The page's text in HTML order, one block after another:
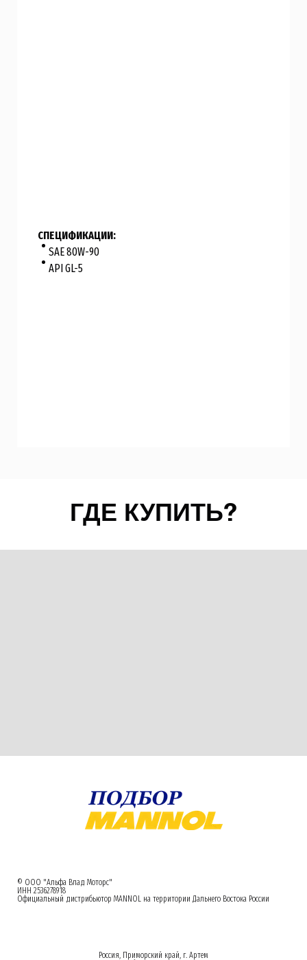
СПЕЦИФИКАЦИИ:
SAE 80W-90
API GL-5
ГДЕ КУПИТЬ?
© ООО "Альфа Влад Моторс"
ИНН 2536278918
Официальный дистрибьютор MANNOL на территории Дальнего Востока России
Россия, Приморский край, г. Артем